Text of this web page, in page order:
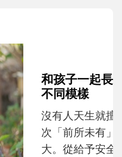
人│讀懂父親的
男人總是在一次
跟著孩子一起長
戲，到獨立自